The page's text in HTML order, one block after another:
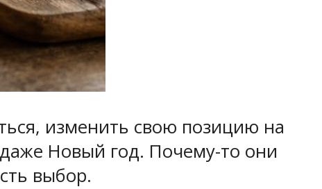
изменить свою позицию на
Новый год. Почему-то они
выбор.